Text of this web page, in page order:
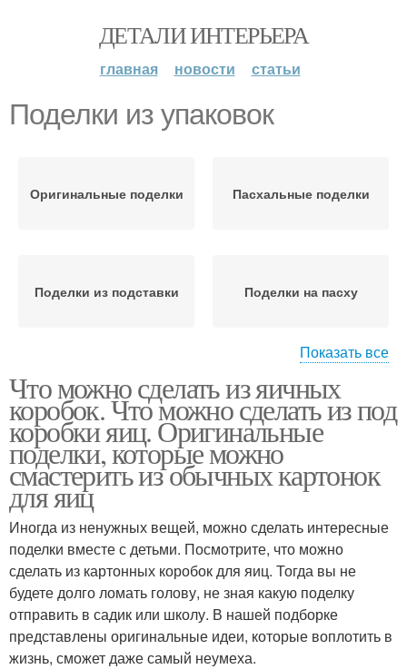
ДЕТАЛИ ИНТЕРЬЕРА
главная новости статьи
Поделки из упаковок
Оригинальные поделки Пасхальные поделки
Поделки из подставки Поделки на пасху
Детская поделка Поделки для сада
Папье-маше из
упаковки
Поделки из коробок
Поделки из яичных
упаковок
Детские поделки
Показать все
Что можно сделать из яичных
коробок. Что можно сделать из под
коробки яиц. Оригинальные
поделки, которые можно
смастерить из обычных картонок
для яиц
Иногда из ненужных вещей, можно сделать интересные
поделки вместе с детьми. Посмотрите, что можно
сделать из картонных коробок для яиц. Тогда вы не
будете долго ломать голову, не зная какую поделку
отправить в садик или школу. В нашей подборке
представлены оригинальные идеи, которые воплотить в
жизнь, сможет даже самый неумеха.